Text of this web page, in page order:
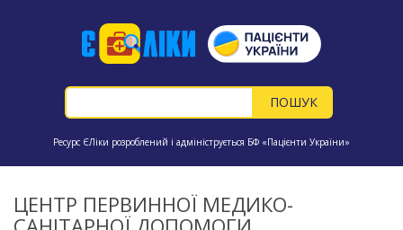
Ресурс ЄЛіки розроблений і адмініструється БФ «Пацієнти України»
ЦЕНТР ПЕРВИННОЇ МЕДИКО-